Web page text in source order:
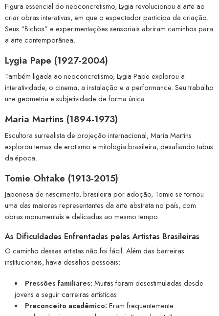
Figura essencial do neoconcretismo, Lygia revolucionou a arte ao
criar obras interativas, em que o espectador participa da criação.
Seus “Bichos” e experimentações sensoriais abriram caminhos para
a arte contemporânea.
Lygia Pape (1927-2004)
Também ligada ao neoconcretismo, Lygia Pape explorou a
interatividade, o cinema, a instalação e a performance. Seu trabalho
une geometria e subjetividade de forma única.
Maria Martins (1894-1973)
Escultora surrealista de projeção internacional, Maria Martins
explorou temas de erotismo e mitologia brasileira, desafiando tabus
da época.
Tomie Ohtake (1913-2015)
Japonesa de nascimento, brasileira por adoção, Tomie se tornou
uma das maiores representantes da arte abstrata no país, com
obras monumentais e delicadas ao mesmo tempo.
As Dificuldades Enfrentadas pelas Artistas Brasileiras
O caminho dessas artistas não foi fácil. Além das barreiras
institucionais, havia desafios pessoais:
Pressões familiares: Muitas foram desestimuladas desde
jovens a seguir carreiras artísticas.
Preconceito acadêmico: Eram frequentemente